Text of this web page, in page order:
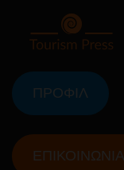
ΠΡΟΦΙΛ
ΕΠΙΚΟΙΝΩΝΙΑ